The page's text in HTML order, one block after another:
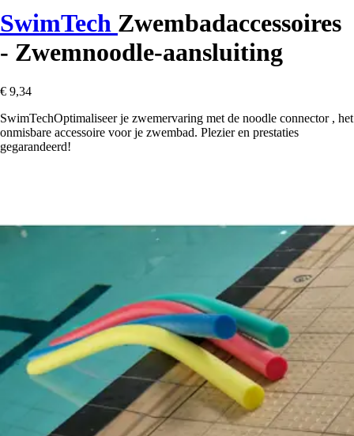
SwimTech Zwembadaccessoires
- Zwemnoodle-aansluiting
€ 9,34
SwimTechOptimaliseer je zwemervaring met de noodle connector , het
onmisbare accessoire voor je zwembad. Plezier en prestaties
gegarandeerd!